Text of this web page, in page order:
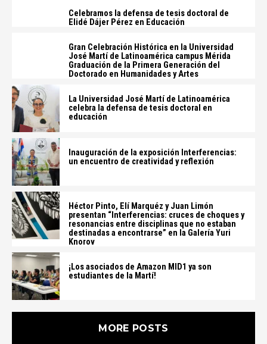
Celebramos la defensa de tesis doctoral de
Elidé Dájer Pérez en Educación
Gran Celebración Histórica en la Universidad
José Martí de Latinoamérica campus Mérida
Graduación de la Primera Generación del
Doctorado en Humanidades y Artes
La Universidad José Martí de Latinoamérica
celebra la defensa de tesis doctoral en
educación
Inauguración de la exposición Interferencias:
un encuentro de creatividad y reflexión
Héctor Pinto, Elí Marquéz y Juan Limón
presentan “Interferencias: cruces de choques y
resonancias entre disciplinas que no estaban
destinadas a encontrarse” en la Galería Yuri
Knorov
¡Los asociados de Amazon MID1 ya son
estudiantes de la Martí!
MORE POSTS